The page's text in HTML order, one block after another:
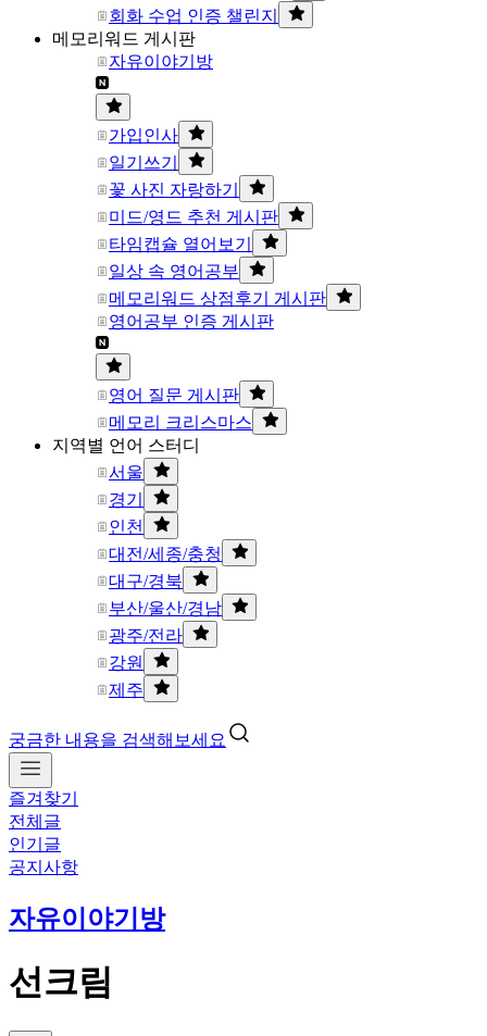
회화 수업 인증 챌린지
메모리워드 게시판
자유이야기방
가입인사
일기쓰기
꽃 사진 자랑하기
미드/영드 추천 게시판
타임캡슐 열어보기
일상 속 영어공부
메모리워드 상점후기 게시판
영어공부 인증 게시판
영어 질문 게시판
메모리 크리스마스
지역별 언어 스터디
서울
경기
인천
대전/세종/충청
대구/경북
부산/울산/경남
광주/전라
강원
제주
궁금한 내용을 검색해보세요
즐겨찾기
전체글
인기글
공지사항
자유이야기방
선크림